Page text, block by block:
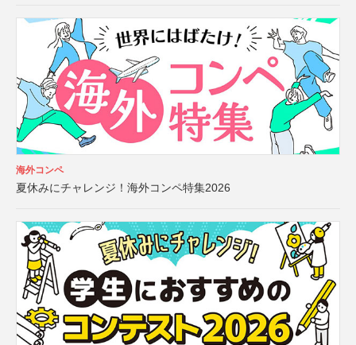
海外コンペ
夏休みにチャレンジ！海外コンペ特集2026